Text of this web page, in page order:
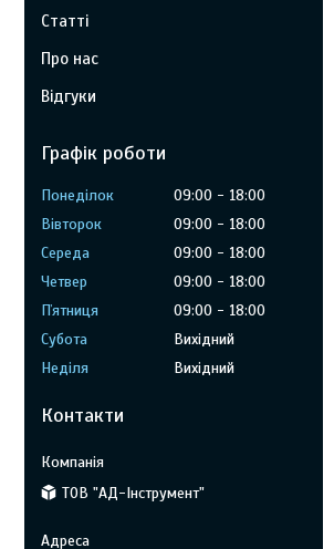
Статті
Про нас
Відгуки
Графік роботи
Понеділок 09:00
18:00
Вівторок
09:00
18:00
Середа
09:00
18:00
Четвер
09:00
18:00
Пʼятниця
09:00
18:00
Субота
Вихідний
Неділя
Вихідний
Контакти
ТОВ "АД-Інструмент"